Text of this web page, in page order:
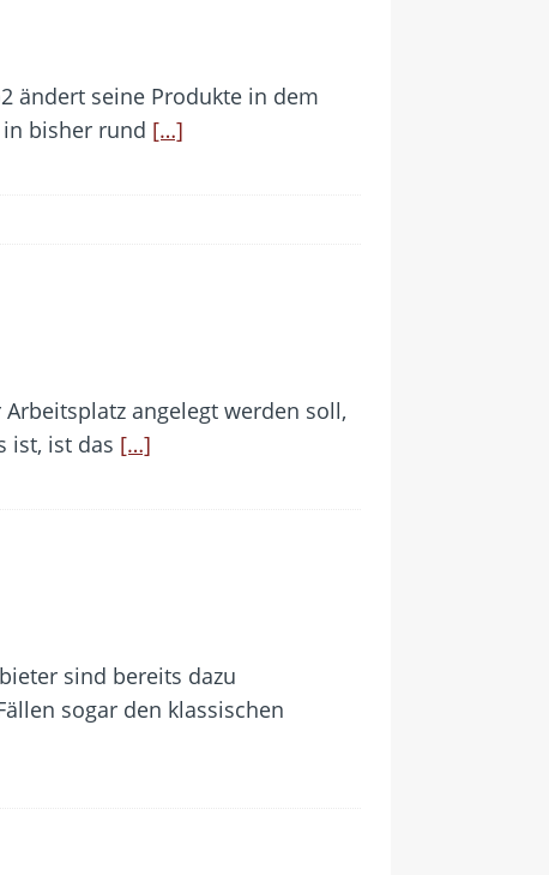
ändert seine Produkte in dem
in bisher rund […]
angelegt werden soll,
ist, ist das […]
sind bereits dazu
sogar den klassischen